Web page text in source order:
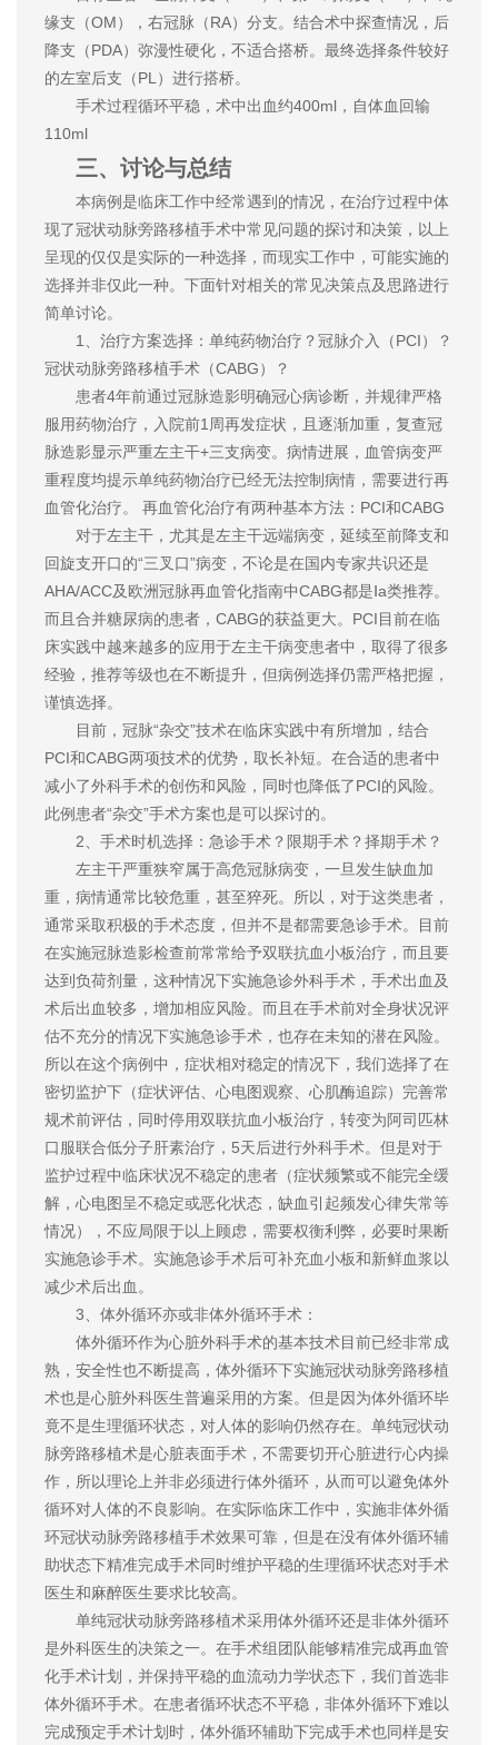
缘支（OM），右冠脉（RA）分支。结合术中探查情况，后
降支（PDA）弥漫性硬化，不适合搭桥。最终选择条件较好
的左室后支（PL）进行搭桥。
手术过程循环平稳，术中出血约400ml，自体血回输
110ml
三、讨论与总结
本病例是临床工作中经常遇到的情况，在治疗过程中体
现了冠状动脉旁路移植手术中常见问题的探讨和决策，以上
呈现的仅仅是实际的一种选择，而现实工作中，可能实施的
选择并非仅此一种。下面针对相关的常见决策点及思路进行
简单讨论。
1、治疗方案选择：单纯药物治疗？冠脉介入（PCI）？
冠状动脉旁路移植手术（CABG）？
患者4年前通过冠脉造影明确冠心病诊断，并规律严格
服用药物治疗，入院前1周再发症状，且逐渐加重，复查冠
脉造影显示严重左主干+三支病变。病情进展，血管病变严
重程度均提示单纯药物治疗已经无法控制病情，需要进行再
血管化治疗。 再血管化治疗有两种基本方法：PCI和CABG
对于左主干，尤其是左主干远端病变，延续至前降支和
回旋支开口的“三叉口”病变，不论是在国内专家共识还是
AHA/ACC及欧洲冠脉再血管化指南中CABG都是Ⅰa类推荐。
而且合并糖尿病的患者，CABG的获益更大。PCI目前在临
床实践中越来越多的应用于左主干病变患者中，取得了很多
经验，推荐等级也在不断提升，但病例选择仍需严格把握，
谨慎选择。
目前，冠脉“杂交”技术在临床实践中有所增加，结合
PCI和CABG两项技术的优势，取长补短。在合适的患者中
减小了外科手术的创伤和风险，同时也降低了PCI的风险。
此例患者“杂交”手术方案也是可以探讨的。
2、手术时机选择：急诊手术？限期手术？择期手术？
左主干严重狭窄属于高危冠脉病变，一旦发生缺血加
重，病情通常比较危重，甚至猝死。所以，对于这类患者，
通常采取积极的手术态度，但并不是都需要急诊手术。目前
在实施冠脉造影检查前常常给予双联抗血小板治疗，而且要
达到负荷剂量，这种情况下实施急诊外科手术，手术出血及
术后出血较多，增加相应风险。而且在手术前对全身状况评
估不充分的情况下实施急诊手术，也存在未知的潜在风险。
所以在这个病例中，症状相对稳定的情况下，我们选择了在
密切监护下（症状评估、心电图观察、心肌酶追踪）完善常
规术前评估，同时停用双联抗血小板治疗，转变为阿司匹林
口服联合低分子肝素治疗，5天后进行外科手术。但是对于
监护过程中临床状况不稳定的患者（症状频繁或不能完全缓
解，心电图呈不稳定或恶化状态，缺血引起频发心律失常等
情况），不应局限于以上顾虑，需要权衡利弊，必要时果断
实施急诊手术。实施急诊手术后可补充血小板和新鲜血浆以
减少术后出血。
3、体外循环亦或非体外循环手术：
体外循环作为心脏外科手术的基本技术目前已经非常成
熟，安全性也不断提高，体外循环下实施冠状动脉旁路移植
术也是心脏外科医生普遍采用的方案。但是因为体外循环毕
竟不是生理循环状态，对人体的影响仍然存在。单纯冠状动
脉旁路移植术是心脏表面手术，不需要切开心脏进行心内操
作，所以理论上并非必须进行体外循环，从而可以避免体外
循环对人体的不良影响。在实际临床工作中，实施非体外循
环冠状动脉旁路移植手术效果可靠，但是在没有体外循环辅
助状态下精准完成手术同时维护平稳的生理循环状态对手术
医生和麻醉医生要求比较高。
单纯冠状动脉旁路移植术采用体外循环还是非体外循环
是外科医生的决策之一。在手术组团队能够精准完成再血管
化手术计划，并保持平稳的血流动力学状态下，我们首选非
体外循环手术。在患者循环状态不平稳，非体外循环下难以
完成预定手术计划时，体外循环辅助下完成手术也同样是安